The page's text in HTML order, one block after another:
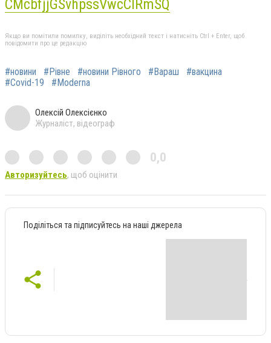
CMcbfjjGSvhpssVwcClRmSQ
Якщо ви помітили помилку, виділіть необхідний текст і натисніть Ctrl + Enter, щоб
повідомити про це редакцію
#новини #Рівне #новини Рівного #Вараш
#вакцина
#Covid-19
#Moderna
Олексій Олексієнко
Журналіст, відеограф
0,0
Авторизуйтесь, щоб оцінити
Поділіться та підписуйтесь на наші джерела